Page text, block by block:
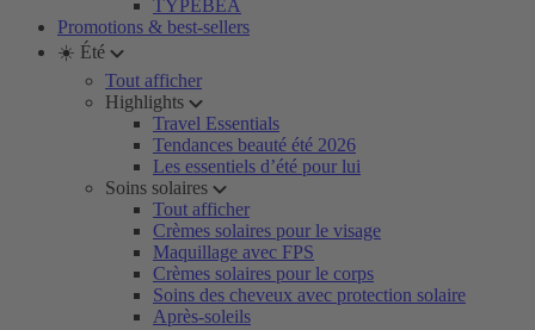
TYPEBEA
Promotions & best-sellers
☀️ Été
Tout afficher
Highlights
Travel Essentials
Tendances beauté été 2026
Les essentiels d’été pour lui
Soins solaires
Tout afficher
Crèmes solaires pour le visage
Maquillage avec FPS
Crèmes solaires pour le corps
Soins des cheveux avec protection solaire
Après-soleils